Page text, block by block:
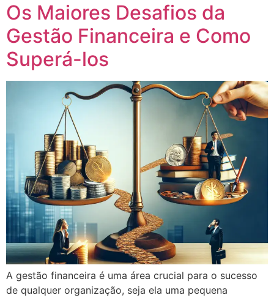
Os Maiores Desafios da
Gestão Financeira e Como
Superá-los
A gestão financeira é uma área crucial para o sucesso
de qualquer organização, seja ela uma pequena